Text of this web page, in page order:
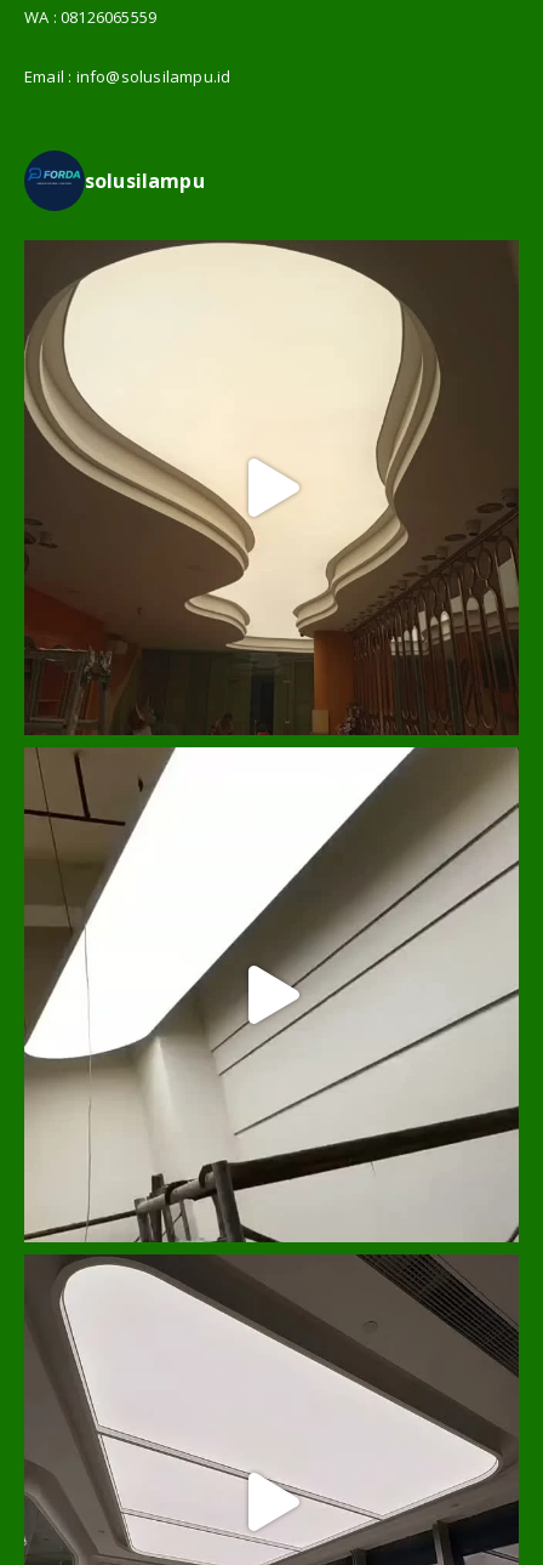
WA :08126065559
Email : info@solusilampu.id
solusilampu